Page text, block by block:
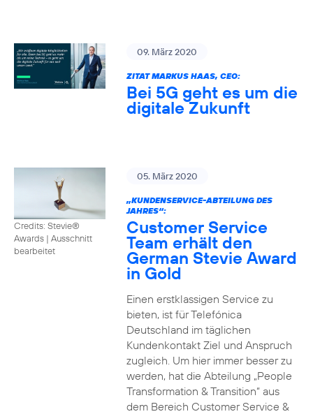
09. März 2020
ZITAT MARKUS HAAS, CEO:
Bei 5G geht es um die
digitale Zukunft
Credits: Stevie®
Awards | Ausschnitt
bearbeitet
05. März 2020
„KUNDENSERVICE-ABTEILUNG DES
JAHRES“:
Customer Service
Team erhält den
German Stevie Award
in Gold
Einen erstklassigen Service zu
bieten, ist für Telefónica
Deutschland im täglichen
Kundenkontakt Ziel und Anspruch
zugleich. Um hier immer besser zu
werden, hat die Abteilung „People
Transformation & Transition“ aus
dem Bereich Customer Service &